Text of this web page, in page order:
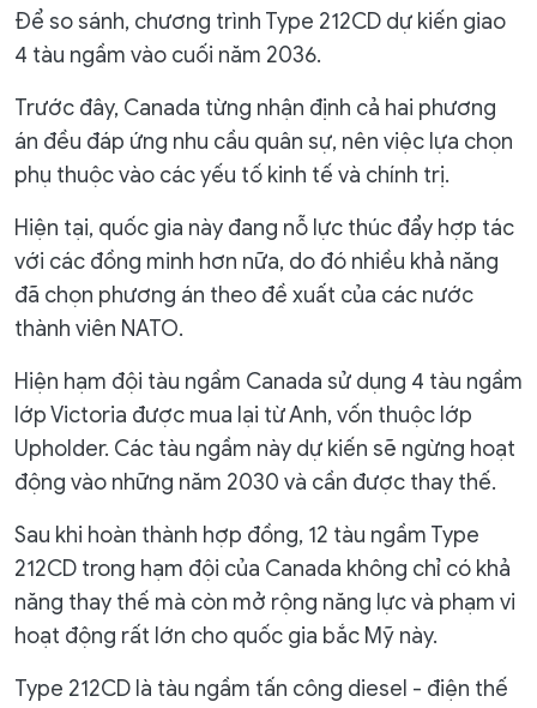
Để so sánh, chương trình Type 212CD dự kiến ​​giao
4 tàu ngầm vào cuối năm 2036.
Trước đây, Canada từng nhận định cả hai phương
án đều đáp ứng nhu cầu quân sự, nên việc lựa chọn
phụ thuộc vào các yếu tố kinh tế và chính trị.
Hiện tại, quốc gia này đang nỗ lực thúc đẩy hợp tác
với các đồng minh hơn nữa, do đó nhiều khả năng
đã chọn phương án theo đề xuất của các nước
thành viên NATO.
Hiện hạm đội tàu ngầm Canada sử dụng 4 tàu ngầm
lớp Victoria được mua lại từ Anh, vốn thuộc lớp
Upholder. Các tàu ngầm này dự kiến ​​sẽ ngừng hoạt
động vào những năm 2030 và cần được thay thế.
Sau khi hoàn thành hợp đồng, 12 tàu ngầm Type
212CD trong hạm đội của Canada không chỉ có khả
năng thay thế mà còn mở rộng năng lực và phạm vi
hoạt động rất lớn cho quốc gia bắc Mỹ này.
Type 212CD là tàu ngầm tấn công diesel - điện thế